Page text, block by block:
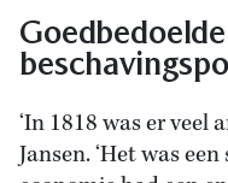
Goedbedoelde
‘In 1818 was er veel
Jansen. ‘Het was